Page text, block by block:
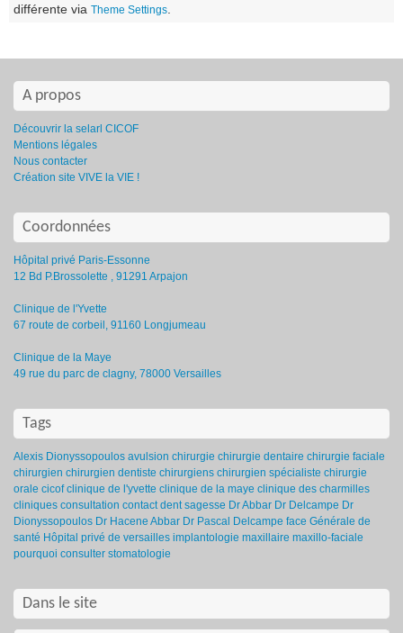
différente via Theme Settings
A propos
Découvrir la selarl CICOF
Mentions légales
Nous contacter
Création site VIVE la VIE !
Coordonnées
Hôpital privé Paris-Essonne
12 Bd P.Brossolette , 91291 Arpajon
Clinique de l'Yvette
67 route de corbeil, 91160 Longjumeau
Clinique de la Maye
49 rue du parc de clagny, 78000 Versailles
Tags
Alexis Dionyssopoulos avulsion chirurgie chirurgie dentaire chirurgie faciale
chirurgien chirurgien dentiste chirurgiens chirurgien spécialiste chirurgie
orale cicof clinique de l'yvette clinique de la maye clinique des charmilles
cliniques consultation contact dent sagesse Dr Abbar Dr Delcampe Dr
Dionyssopoulos Dr Hacene Abbar Dr Pascal Delcampe face Générale de
santé Hôpital privé de versailles implantologie maxillaire maxillo-faciale
pourquoi consulter stomatologie
Dans le site